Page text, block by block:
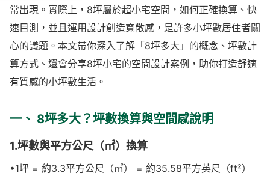
常出現。實際上，8坪屬於超小宅空間，如何正確換算、快
速目測，並且運用設計創造寬敞感，是許多小坪數居住者關
心的議題。本文帶你深入了解「8坪多大」的概念、坪數計
算方式、還會分享8坪小宅的空間設計案例，助你打造舒適
有質感的小坪數生活。
一、 8坪多大？坪數換算與空間感說明
1.坪數與平方公尺（㎡）換算
•1坪 = 約3.3平方公尺（㎡） = 約35.58平方英尺（ft²）